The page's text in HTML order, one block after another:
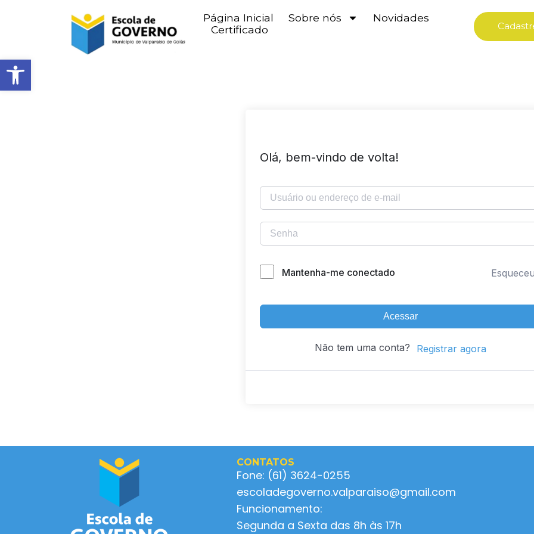
Abrir barra de ferramentas
Página Inicial Sobre nós
Novidades
Certificado
Olá, bem-vindo de volta!
Mantenha-me conectado
Acessar
Não tem uma conta? Registrar agora
CONTATOS
Fone: (61) 3624-0255
escoladegoverno.valparaiso@gmail.com
Funcionamento:
Segunda a Sexta das 8h às 17h